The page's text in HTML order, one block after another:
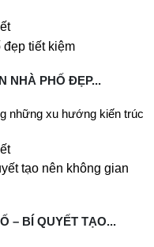
NHÀ PHỐ ĐẸP...
những xu hướng kiến trúc
– BÍ QUYẾT TẠO...